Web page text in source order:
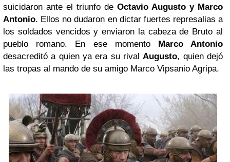
suicidaron ante el triunfo de Octavio Augusto y Marco
Antonio. Ellos no dudaron en dictar fuertes represalias a
los soldados vencidos y enviaron la cabeza de Bruto al
pueblo romano. En ese momento Marco Antonio
desacreditó a quien ya era su rival Augusto, quien dejó
las tropas al mando de su amigo Marco Vipsanio Agripa.